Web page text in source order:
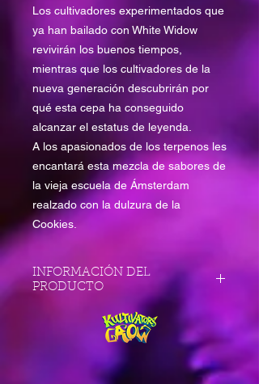
Los cultivadores experimentados que
ya han bailado con White Widow
revivirán los buenos tiempos,
mientras que los cultivadores de la
nueva generación descubrirán por
qué esta cepa ha conseguido
alcanzar el estatus de leyenda.
A los apasionados de los terpenos les
encantará esta mezcla de sabores de
la vieja escuela de Ámsterdam
realzado con la dulzura de la
Cookies.
INFORMACIÓN DEL
PRODUCTO
Un suave sabor afrutado y dulce
entra por la nariz. Sin embargo, el
perfil de sabor es más complejo, ya
que el perfil Cookies se filtra